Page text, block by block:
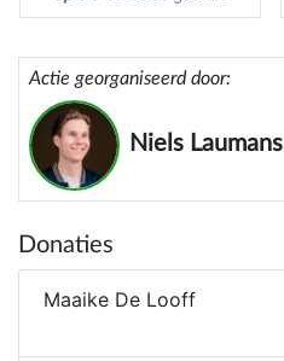
Actie georganiseerd door:
Niels Laumans
Donaties
Maaike De Looff